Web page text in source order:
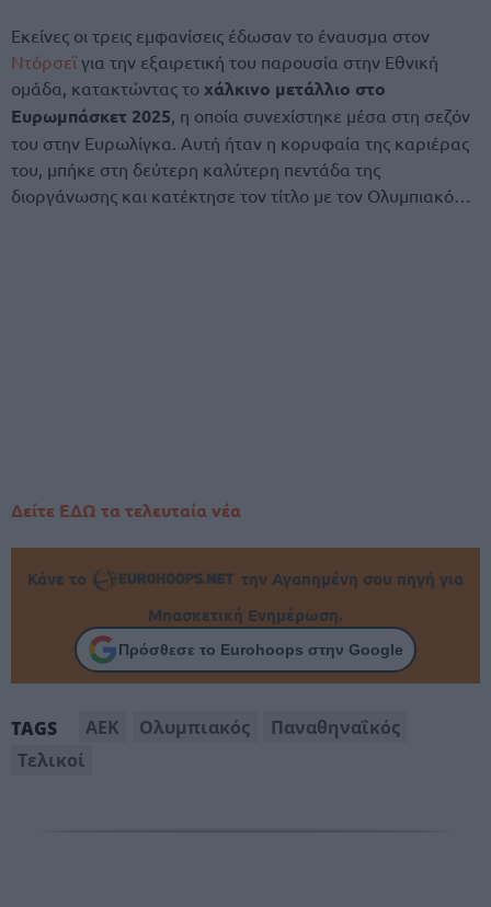
Εκείνες οι τρεις εμφανίσεις έδωσαν το έναυσμα στον
Ντόρσεϊ για την εξαιρετική του παρουσία στην Εθνική
ομάδα, κατακτώντας το χάλκινο μετάλλιο στο
Ευρωμπάσκετ 2025, η οποία συνεχίστηκε μέσα στη σεζόν
του στην Ευρωλίγκα. Αυτή ήταν η κορυφαία της καριέρας
του, μπήκε στη δεύτερη καλύτερη πεντάδα της
διοργάνωσης και κατέκτησε τον τίτλο με τον Ολυμπιακό…
Δείτε ΕΔΩ τα τελευταία νέα
Κάνε το
την Αγαπημένη σου πηγή για
Μπασκετική Ενημέρωση.
Πρόσθεσε το Eurohoops στην Google
TAGS AEK Oλυμπιακός
Παναθηναΐκός
Τελικοί